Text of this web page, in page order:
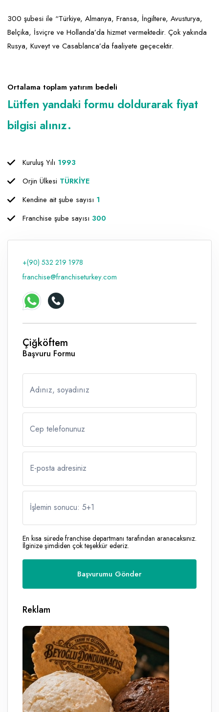
300 şubesi ile “Türkiye, Almanya, Fransa, İngiltere, Avusturya,
Belçika, İsviçre ve Hollanda’da hizmet vermektedir. Çok yakında
Rusya, Kuveyt ve Casablanca’da faaliyete geçecektir.
Ortalama toplam yatırım bedeli
Lütfen yandaki formu doldurarak fiyat
bilgisi alınız.
Kuruluş Yılı 1993
Orjin Ülkesi TÜRKİYE
Kendine ait şube sayısı 1
Franchise şube sayısı 300
+(90) 532 219 1978
franchise@franchiseturkey.com
Çiğköftem
Başvuru Formu
Adınız, soyadınız
Cep telefonunuz
E-posta adresiniz
İşlemin sonucu: 5+1
En kısa sürede franchise departmanı tarafından aranacaksınız.
İlginize şimdiden çok teşekkür ederiz.
Reklam